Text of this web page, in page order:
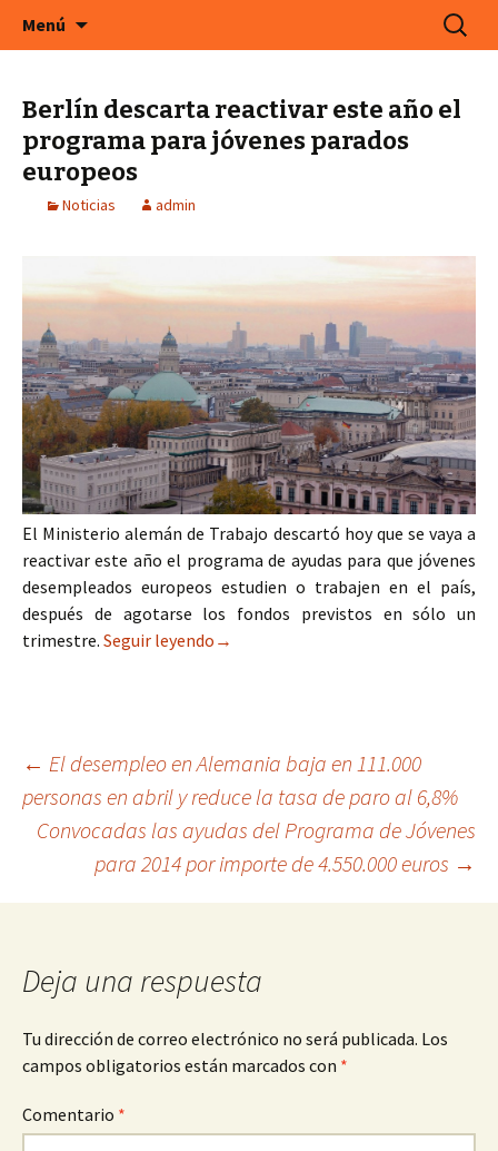
En Cefeco Consulting encontrará ofertas de
trabajo actuales de empresas alemanas
Menú Buscar:
Berlín descarta reactivar este año el
programa para jóvenes parados
europeos
Noticias admin
El Ministerio alemán de Trabajo descartó hoy que se vaya a
reactivar este año el programa de ayudas para que jóvenes
desempleados europeos estudien o trabajen en el país,
después de agotarse los fondos previstos en sólo un
trimestre. Seguir leyendo→
Navegación
de
entradas
← El desempleo en Alemania baja en 111.000
personas en abril y reduce la tasa de paro al 6,8%
Convocadas las ayudas del Programa de Jóvenes
para 2014 por importe de 4.550.000 euros →
Deja una respuesta
Tu dirección de correo electrónico no será publicada. Los
campos obligatorios están marcados con *
Comentario *